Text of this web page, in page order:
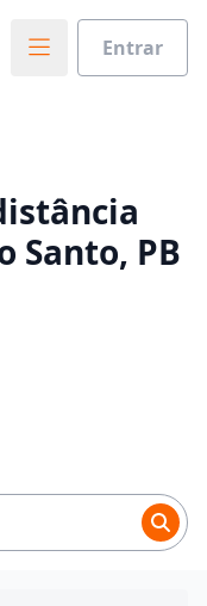
Entrar
estudos
Santo, PB